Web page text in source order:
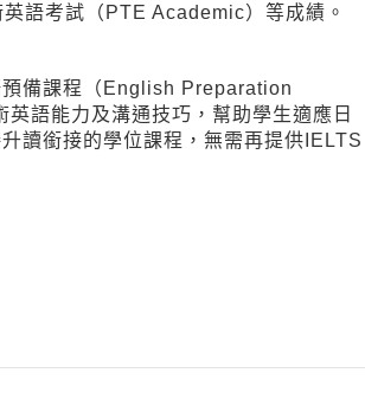
語考試（PTE Academic）等成績。
預備課程（English Preparation
語能力及溝通技巧，幫助學生適應日
讀銜接的學位課程，無需再提供IELTS